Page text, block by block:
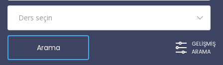
GELIŞMIŞ
ARAMA